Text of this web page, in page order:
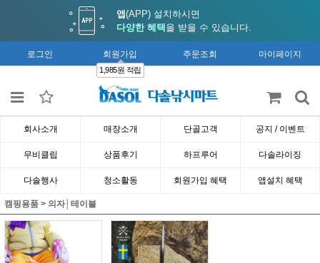
앱(APP) 설치하시면
다양한 혜택 을 받을 수 있습니다.
로그인 회원가입
1,985원 적립
주문조회 마이페이지
회사소개 매장소개 단골고객 공지 / 이벤트
무비클립 상품후기 하프루어 다솔라이징
다솔행사 청소활동 회원가입 혜택 앱설치 혜택
캠핑용품 > 의자│테이블